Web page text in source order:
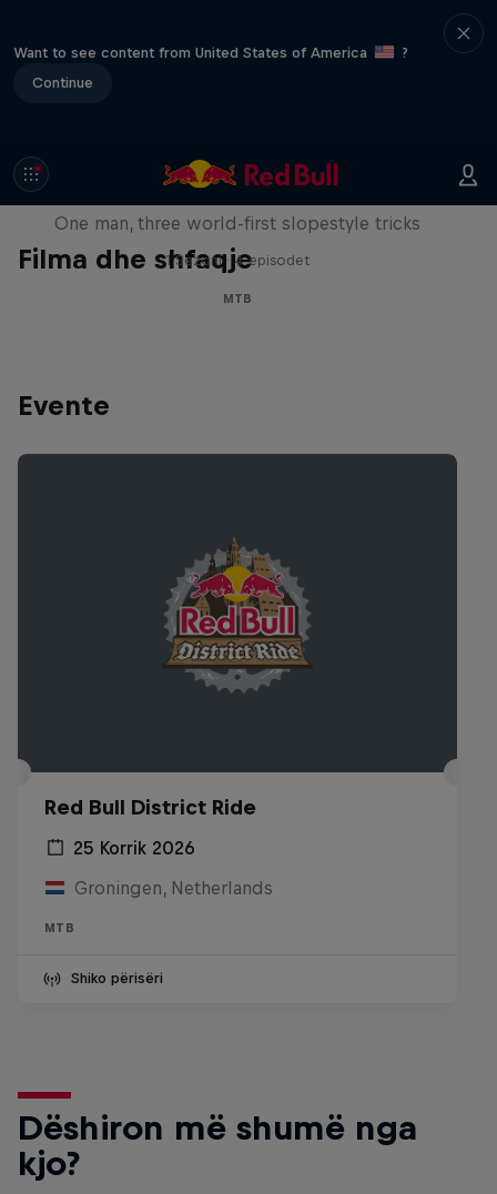
Want to see content from United States of America
?
Continue
Filma dhe shfaqje
Jones
One man, three world-first slopestyle tricks
1 Sezoni · 4 episodet
MTB
Evente
Red Bull District Ride
25 Korrik 2026
Groningen, Netherlands
MTB
Shiko përisëri
Dëshiron më shumë nga
kjo?